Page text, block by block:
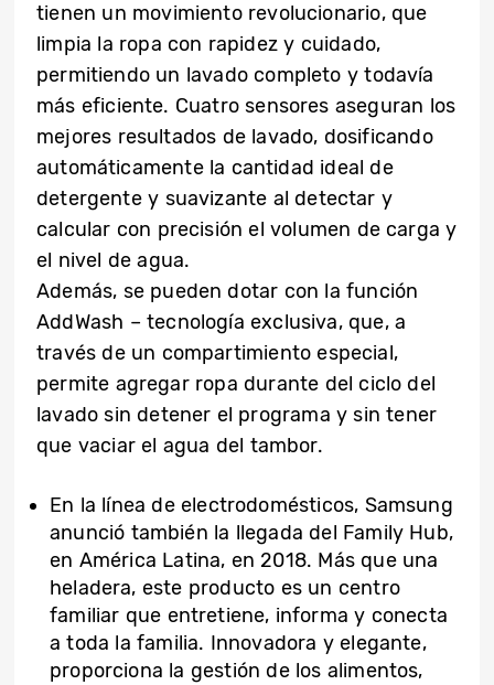
tienen un movimiento revolucionario, que
limpia la ropa con rapidez y cuidado,
permitiendo un lavado completo y todavía
más eficiente. Cuatro sensores aseguran los
mejores resultados de lavado, dosificando
automáticamente la cantidad ideal de
detergente y suavizante al detectar y
calcular con precisión el volumen de carga y
el nivel de agua.
Además, se pueden dotar con la función
AddWash – tecnología exclusiva, que, a
través de un compartimiento especial,
permite agregar ropa durante del ciclo del
lavado sin detener el programa y sin tener
que vaciar el agua del tambor.
En la línea de electrodomésticos, Samsung
anunció también la llegada del Family Hub,
en América Latina, en 2018. Más que una
heladera, este producto es un centro
familiar que entretiene, informa y conecta
a toda la familia. Innovadora y elegante,
proporciona la gestión de los alimentos,